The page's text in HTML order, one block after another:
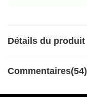
Détails du produit
Commentaires(54)